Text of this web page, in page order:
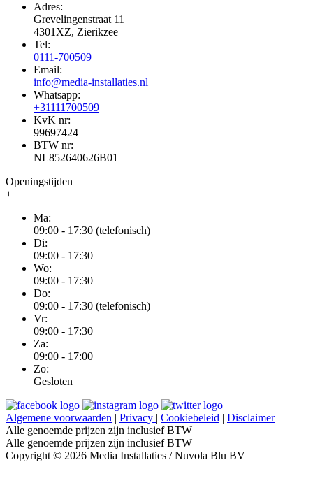
Adres:
Grevelingenstraat 11
4301XZ, Zierikzee
Tel:
0111-700509
Email:
info@media-installaties.nl
Whatsapp:
+31111700509
KvK nr:
99697424
BTW nr:
NL852640626B01
Openingstijden
+
Ma:
09:00 - 17:30 (telefonisch)
Di:
09:00 - 17:30
Wo:
09:00 - 17:30
Do:
09:00 - 17:30 (telefonisch)
Vr:
09:00 - 17:30
Za:
09:00 - 17:00
Zo:
Gesloten
Algemene voorwaarden | Privacy | Cookiebeleid | Disclaimer
Alle genoemde prijzen zijn inclusief BTW
Alle genoemde prijzen zijn inclusief BTW
Copyright © 2026 Media Installaties / Nuvola Blu BV